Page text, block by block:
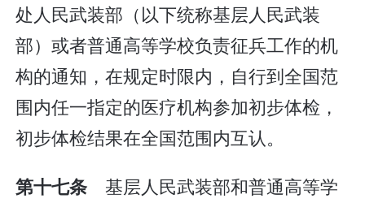
处人民武装部（以下统称基层人民武装
部）或者普通高等学校负责征兵工作的机
构的通知，在规定时限内，自行到全国范
围内任一指定的医疗机构参加初步体检，
初步体检结果在全国范围内互认。
第十七条 基层人民武装部和普通高等学